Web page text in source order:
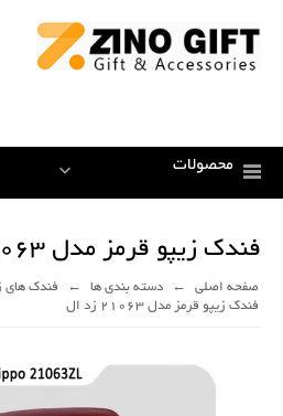
محصولات
فندک زیپو قرمز مدل 21063 زد ال
صفحه اصلی دسته بندی ها
فندک های
فندک زیپو قرمز مدل 21063 زد ال